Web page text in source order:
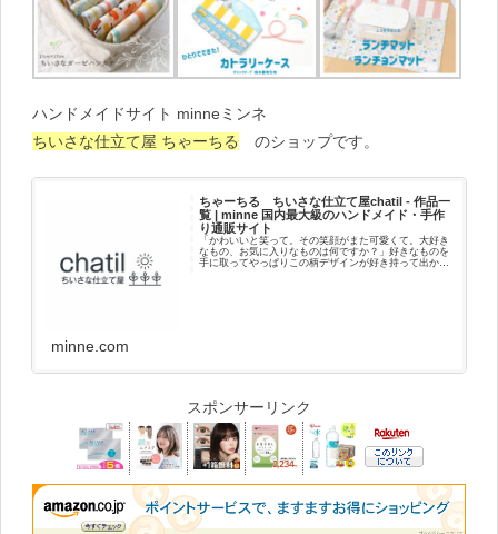
ハンドメイドサイト minneミンネ
ちいさな仕立て屋 ちゃーちる
のショップです。
ちゃーちる ちいさな仕立て屋chatil - 作品一
覧 | minne 国内最大級のハンドメイド・手作
り通販サイト
「かわいいと笑って。その笑顔がまた可愛くて。大好き
なもの、お気に入りなものは何ですか？」好きなものを
手に取ってやっぱりこの柄デザインが好き持って出かけ
minne.com
スポンサーリンク